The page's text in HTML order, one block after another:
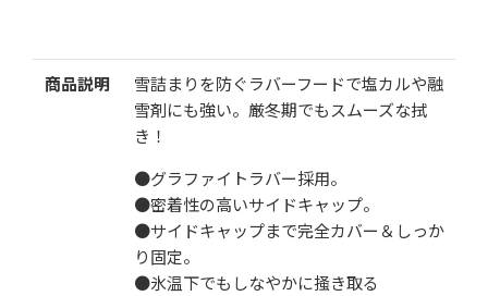
¥1,520 （税込）
2本set
検索
商品説明
雪詰まりを防ぐラバーフードで塩カルや融
雪剤にも強い。厳冬期でもスムーズな拭
き！
●グラファイトラバー採用。
●密着性の高いサイドキャップ。
●サイドキャップまで完全カバー＆しっか
り固定。
●氷温下でもしなやかに掻き取る